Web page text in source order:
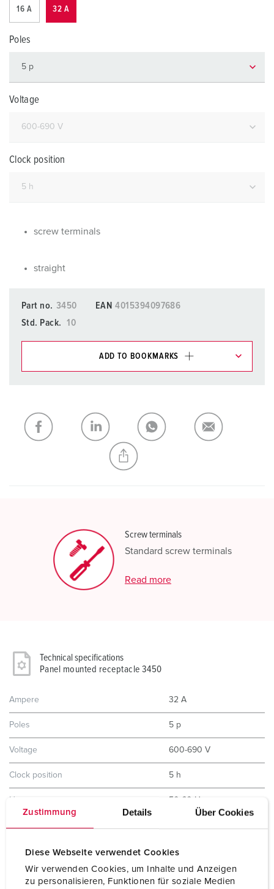
Zustimmung Details Über Cookies
Diese Webseite verwendet Cookies
Wir verwenden Cookies, um Inhalte und Anzeigen
zu personalisieren, Funktionen für soziale Medien
16 A 32 A
Poles
Voltage
Clock position
screw terminals
straight
Part no. 3450 EAN 4015394097686
Std. Pack.
10
ADD TO BOOKMARKS
My list ADD
CREATE A NEW LIST
Screw terminals
Standard screw terminals
Read more
Technical specifications
Panel mounted receptacle 3450
Ampere 32 A
Poles 5 p
Voltage 600-690 V
Clock position 5 h
Hertz 50-60 Hz
Contact standard